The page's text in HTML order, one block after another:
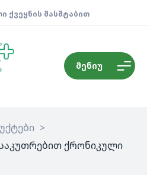
ქვეყნის მასშტაბით
მენიუ
>
ქრონიკული